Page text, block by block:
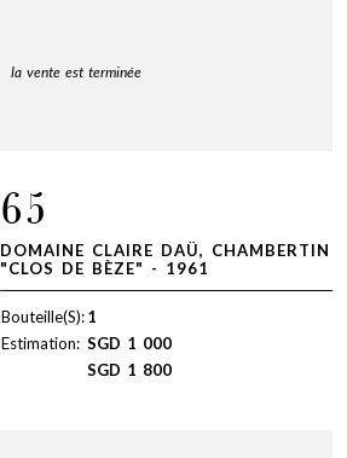
la vente est terminée
65
DOMAINE CLAIRE DAÜ, CHAMBERTIN
"CLOS DE BÈZE" - 1961
Bouteille(S):1
Estimation: SGD 1 000
SGD 1 800